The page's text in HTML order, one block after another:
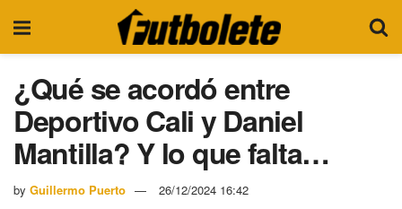
¿Qué se acordó entre
Deportivo Cali y Daniel
Mantilla? Y lo que falta…
by Guillermo Puerto 26/12/2024 16:42